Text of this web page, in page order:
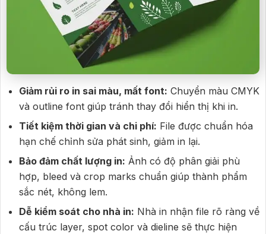
Giảm rủi ro in sai màu, mất font: Chuyển màu CMYK
và outline font giúp tránh thay đổi hiển thị khi in.
Tiết kiệm thời gian và chi phí: File được chuẩn hóa
hạn chế chỉnh sửa phát sinh, giảm in lại.
Bảo đảm chất lượng in: Ảnh có độ phân giải phù
hợp, bleed và crop marks chuẩn giúp thành phẩm
sắc nét, không lem.
Dễ kiểm soát cho nhà in: Nhà in nhận file rõ ràng về
cấu trúc layer, spot color và dieline sẽ thực hiện